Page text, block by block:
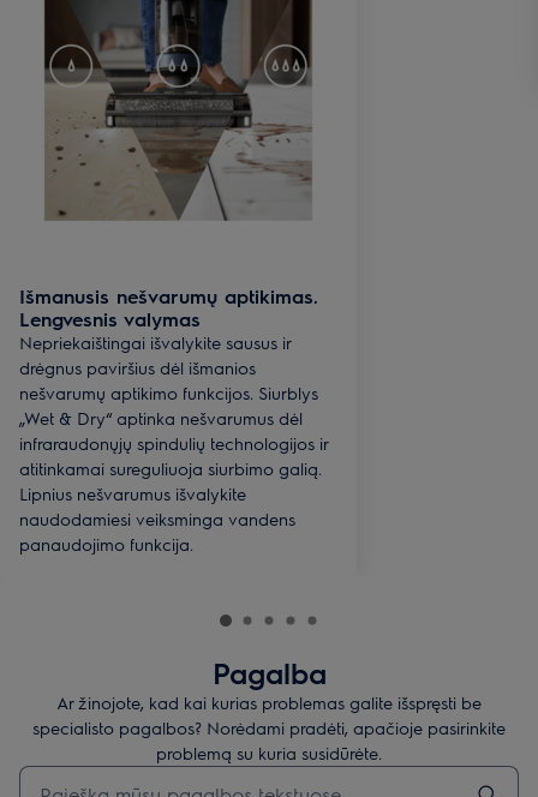
Išmanusis nešvarumų aptikimas.
Lengvesnis valymas
Nepriekaištingai išvalykite sausus ir
drėgnus paviršius dėl išmanios
nešvarumų aptikimo funkcijos. Siurblys
„Wet & Dry“ aptinka nešvarumus dėl
infraraudonųjų spindulių technologijos ir
atitinkamai sureguliuoja siurbimo galią.
Lipnius nešvarumus išvalykite
naudodamiesi veiksminga vandens
panaudojimo funkcija.
Pagalba
Ar žinojote, kad kai kurias problemas galite išspręsti be
specialisto pagalbos? Norėdami pradėti, apačioje pasirinkite
problemą su kuria susidūrėte.
Įveskite tekstą, jei norite ieškoti pagalbinių straipsnių